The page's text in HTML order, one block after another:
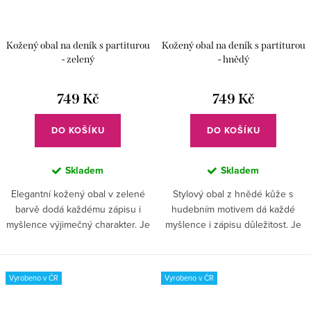
Kožený obal na deník s partiturou
- zelený
749 Kč
DO KOŠÍKU
Skladem
Elegantní kožený obal v zelené
barvě dodá každému zápisu i
myšlence výjimečný charakter. Je
vás bude provázet a...
Kožený obal na deník s partiturou
- hnědý
749 Kč
DO KOŠÍKU
Skladem
Stylový obal z hnědé kůže s
hudebním motivem dá každé
myšlence i zápisu důležitost. Je
inspirovat k psaní i po...
Vyrobeno v ČR Vyrobeno v ČR